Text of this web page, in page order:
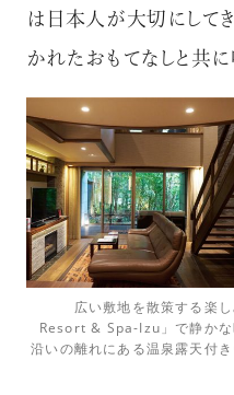
は日本人が大切にして
かれたおもてなしと共に
広い敷地を散策する楽
Resort & Spa-Izu」で静かな
沿いの離れにある温泉露天付